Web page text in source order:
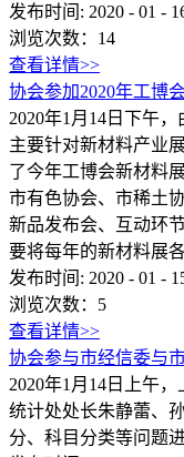
发布时间: 2020 - 01 -
浏览次数： 14
查看详情>>
协会参加2020年工博
2020年1月14日下午
主要针对新材料产业
了今年工博会新材料
市有色协会、市稀土
新品发布会、互动环
要将每年的新材料展
发布时间: 2020 - 01 -
浏览次数： 5
查看详情>>
协会参与市经信委与
2020年1月14日上午
统计处处长朱静蕾、
分、科目分类等问题